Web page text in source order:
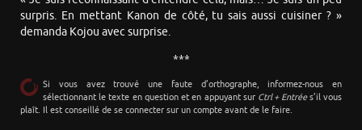
surpris. En mettant Kanon de côté, tu sais aussi cuisiner ? »
demanda Kojou avec surprise.
***
Si vous avez trouvé une faute d’orthographe, informez-nous en
sélectionnant le texte en question et en appuyant sur Ctrl + Entrées’il vous
plaît. Il est conseillé de se connecter sur un compte avant de le faire.